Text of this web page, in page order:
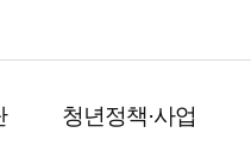
청년정책·사업